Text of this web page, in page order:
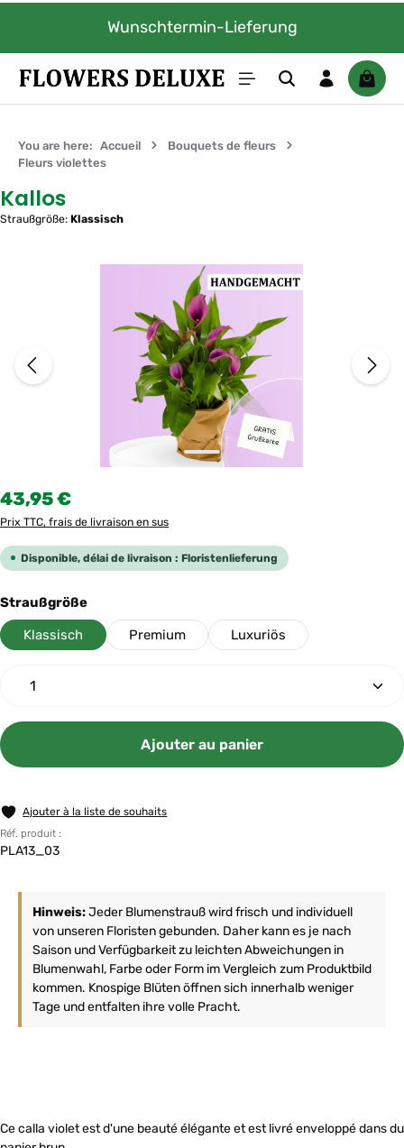
Passer au contenu principalWunschtermin-Lieferung
Le
You are here: Accueil
Bouquets de fleurs
Fleurs violettes
Kallos
Straußgröße: Klassisch
Prix régulier :
43,95 €
Prix TTC, frais de livraison en sus
Disponible, délai de livraison : Floristenlieferung
Sélectionnez
Straußgröße
Klassisch
Premium Luxuriös
Ajouter au panier
Ajouter à la liste de souhaits
Réf. produit :
PLA13_03
Hinweis:Jeder Blumenstrauß wird frisch und individuell
von unseren Floristen gebunden. Daher kann es je nach
Saison und Verfügbarkeit zu leichten Abweichungen in
Blumenwahl, Farbe oder Form im Vergleich zum Produktbild
kommen. Knospige Blüten öffnen sich innerhalb weniger
Tage und entfalten ihre volle Pracht.
Ce calla violet est d'une beauté élégante et est livré enveloppé dans du